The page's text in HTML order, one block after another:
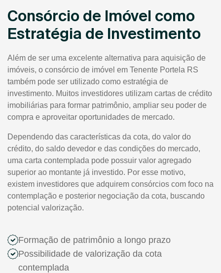
Consórcio de Imóvel como
Estratégia de Investimento
Além de ser uma excelente alternativa para aquisição de
imóveis, o consórcio de imóvel em Tenente Portela RS
também pode ser utilizado como estratégia de
investimento. Muitos investidores utilizam cartas de crédito
imobiliárias para formar patrimônio, ampliar seu poder de
compra e aproveitar oportunidades de mercado.
Dependendo das características da cota, do valor do
crédito, do saldo devedor e das condições do mercado,
uma carta contemplada pode possuir valor agregado
superior ao montante já investido. Por esse motivo,
existem investidores que adquirem consórcios com foco na
contemplação e posterior negociação da cota, buscando
potencial valorização.
Formação de patrimônio a longo prazo
Possibilidade de valorização da cota
contemplada